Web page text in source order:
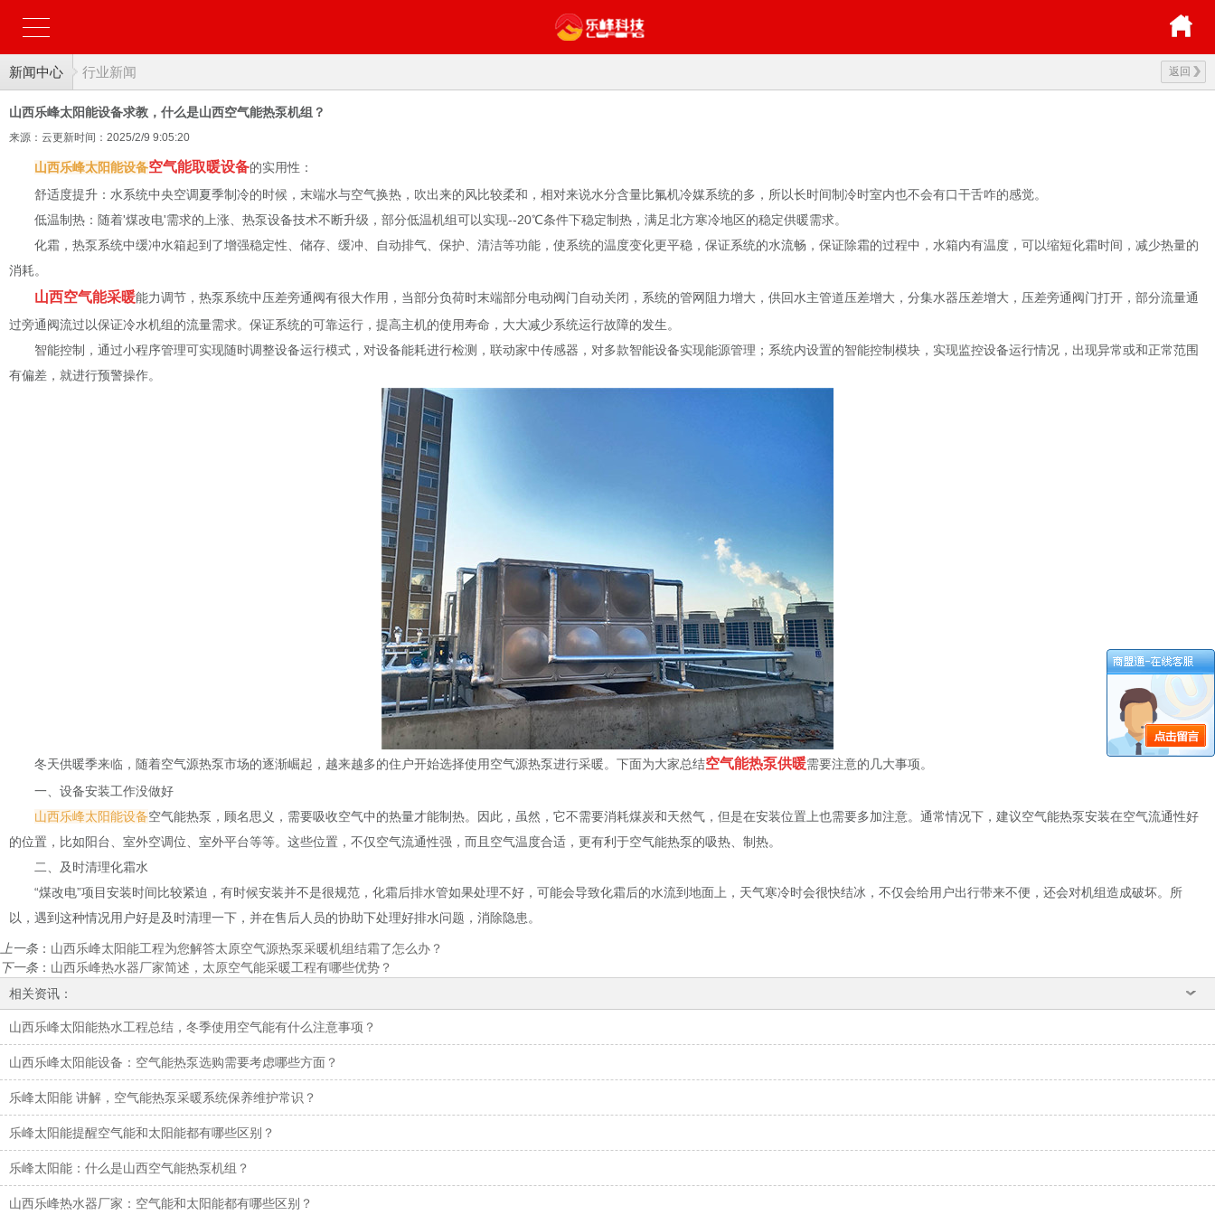
新闻中心 返回
行业新闻
山西乐峰太阳能设备求教，什么是山西空气能热泵机组？
来源：云更新时间：2025/2/9 9:05:20
山西乐峰太阳能设备空气能取暖设备的实用性：
舒适度提升：水系统中央空调夏季制冷的时候，末端水与空气换热，吹出来的风比较柔和，相对来说水分含量比氟机冷媒系统的多，所以长时间制冷时室内也不会有口干舌咋的感觉。
低温制热：随着'煤改电'需求的上涨、热泵设备技术不断升级，部分低温机组可以实现--20℃条件下稳定制热，满足北方寒冷地区的稳定供暖需求。
化霜，热泵系统中缓冲水箱起到了增强稳定性、储存、缓冲、自动排气、保护、清洁等功能，使系统的温度变化更平稳，保证系统的水流畅，保证除霜的过程中，水箱内有温度，可以缩短化霜时间，减少热量的
消耗。
山西空气能采暖能力调节，热泵系统中压差旁通阀有很大作用，当部分负荷时末端部分电动阀门自动关闭，系统的管网阻力增大，供回水主管道压差增大，分集水器压差增大，压差旁通阀门打开，部分流量通
过旁通阀流过以保证冷水机组的流量需求。保证系统的可靠运行，提高主机的使用寿命，大大减少系统运行故障的发生。
智能控制，通过小程序管理可实现随时调整设备运行模式，对设备能耗进行检测，联动家中传感器，对多款智能设备实现能源管理；系统内设置的智能控制模块，实现监控设备运行情况，出现异常或和正常范围
有偏差，就进行预警操作。
冬天供暖季来临，随着空气源热泵市场的逐渐崛起，越来越多的住户开始选择使用空气源热泵进行采暖。下面为大家总结空气能热泵供暖需要注意的几大事项。
一、设备安装工作没做好
山西乐峰太阳能设备空气能热泵，顾名思义，需要吸收空气中的热量才能制热。因此，虽然，它不需要消耗煤炭和天然气，但是在安装位置上也需要多加注意。通常情况下，建议空气能热泵安装在空气流通性好
的位置，比如阳台、室外空调位、室外平台等等。这些位置，不仅空气流通性强，而且空气温度合适，更有利于空气能热泵的吸热、制热。
二、及时清理化霜水
“煤改电”项目安装时间比较紧迫，有时候安装并不是很规范，化霜后排水管如果处理不好，可能会导致化霜后的水流到地面上，天气寒冷时会很快结冰，不仅会给用户出行带来不便，还会对机组造成破坏。所
以，遇到这种情况用户好是及时清理一下，并在售后人员的协助下处理好排水问题，消除隐患。
上一条： 山西乐峰太阳能工程为您解答太原空气源热泵采暖机组结霜了怎么办？
下一条： 山西乐峰热水器厂家简述，太原空气能采暖工程有哪些优势？
相关资讯：
山西乐峰太阳能热水工程总结，冬季使用空气能有什么注意事项？
山西乐峰太阳能设备：空气能热泵选购需要考虑哪些方面？
乐峰太阳能 讲解，空气能热泵采暖系统保养维护常识？
乐峰太阳能提醒空气能和太阳能都有哪些区别？
乐峰太阳能：什么是山西空气能热泵机组？
山西乐峰热水器厂家：空气能和太阳能都有哪些区别？